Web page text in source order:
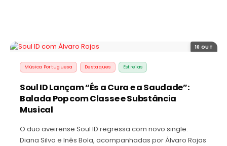
10 OUT
Música Portuguesa Destaques Estreias
Soul ID Lançam “És a Cura e a Saudade”:
Balada Pop com Classe e Substância
Musical
O duo aveirense Soul ID regressa com novo single.
Diana Silva e Inês Bola, acompanhadas por Álvaro Rojas